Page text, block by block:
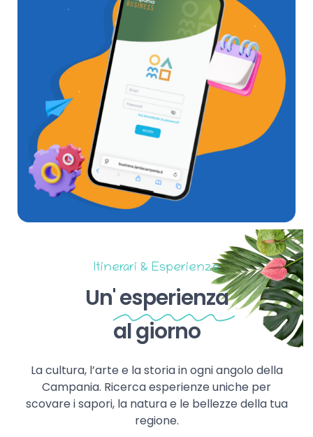
Itinerari & Esperienze
Un'esperienza
al giorno
La cultura, l’arte e la storia in ogni angolo della
Campania. Ricerca esperienze uniche per
scovare i sapori, la natura e le bellezze della tua
regione.